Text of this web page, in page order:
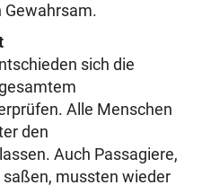
Gewahrsam.
sich die
Alle Menschen
den
Auch Passagiere,
mussten wieder